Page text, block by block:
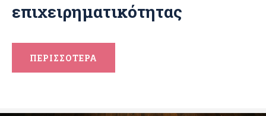
επιχειρηματικότητας
ΠΕΡΙΣΣΟΤΕΡΑ